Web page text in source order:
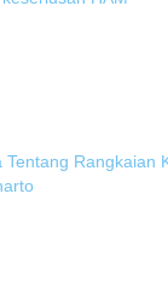
Tentang Rangkaian